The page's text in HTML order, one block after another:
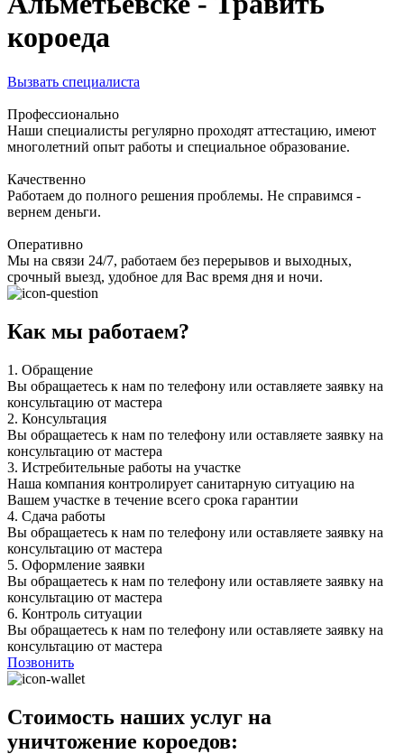
короеда
Вызвать специалиста
Профессионально
Наши специалисты регулярно проходят аттестацию, имеют
многолетний опыт работы и специальное образование.
Качественно
Работаем до полного решения проблемы. Не справимся -
вернем деньги.
Оперативно
Мы на связи 24/7, работаем без перерывов и выходных,
срочный выезд, удобное для Вас время дня и ночи.
Как мы работаем?
1. Обращение
Вы обращаетесь к нам по телефону или оставляете заявку на
консультацию от мастера
2. Консультация
Вы обращаетесь к нам по телефону или оставляете заявку на
консультацию от мастера
3. Истребительные работы на участке
Наша компания контролирует санитарную ситуацию на
Вашем участке в течение всего срока гарантии
4. Сдача работы
Вы обращаетесь к нам по телефону или оставляете заявку на
консультацию от мастера
5. Оформление заявки
Вы обращаетесь к нам по телефону или оставляете заявку на
консультацию от мастера
6. Контроль ситуации
Вы обращаетесь к нам по телефону или оставляете заявку на
консультацию от мастера
Позвонить
Стоимость наших услуг на
уничтожение короедов: